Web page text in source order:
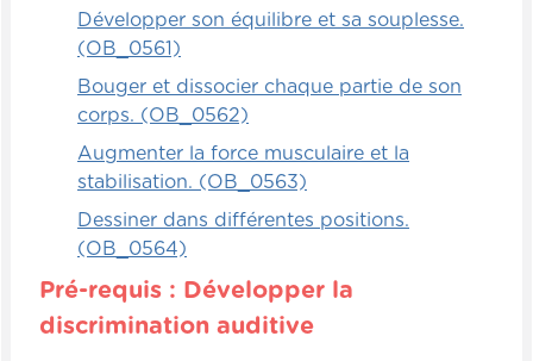
Développer son équilibre et sa souplesse.
(OB_0561)
Bouger et dissocier chaque partie de son
corps. (OB_0562)
Augmenter la force musculaire et la
stabilisation. (OB_0563)
Dessiner dans différentes positions.
(OB_0564)
Pré-requis : Développer la
discrimination auditive